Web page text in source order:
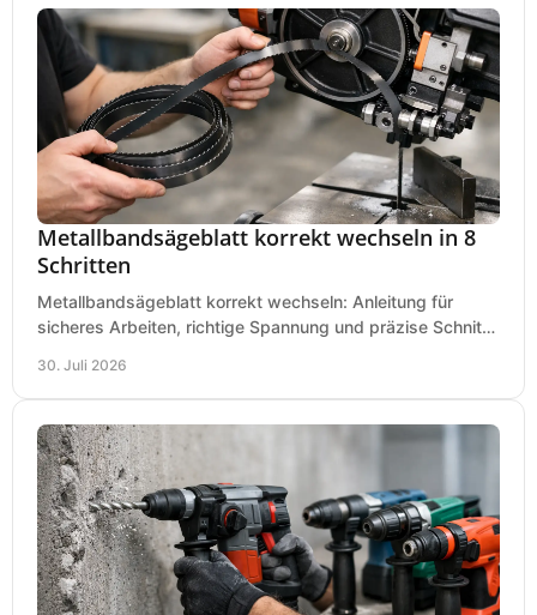
Metallbandsägeblatt korrekt wechseln in 8
Schritten
Metallbandsägeblatt korrekt wechseln: Anleitung für
sicheres Arbeiten, richtige Spannung und präzise Schnitte
30. Juli 2026